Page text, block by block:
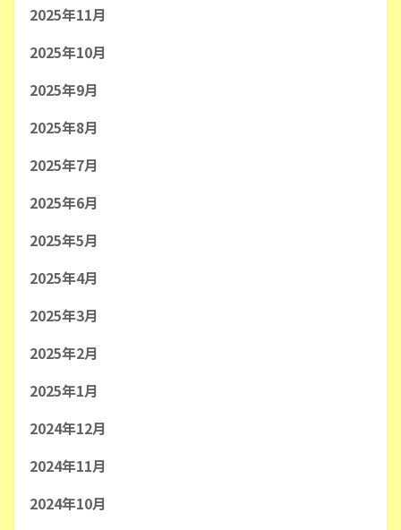
2025年11月
2025年10月
2025年9月
2025年8月
2025年7月
2025年6月
2025年5月
2025年4月
2025年3月
2025年2月
2025年1月
2024年12月
2024年11月
2024年10月